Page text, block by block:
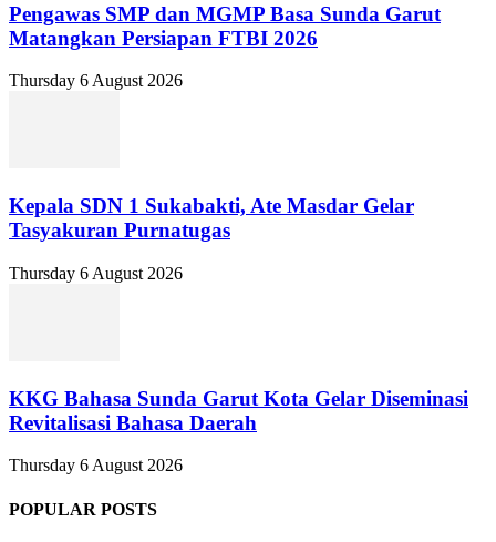
Pengawas SMP dan MGMP Basa Sunda Garut
Matangkan Persiapan FTBI 2026
Thursday 6 August 2026
Kepala SDN 1 Sukabakti, Ate Masdar Gelar
Tasyakuran Purnatugas
Thursday 6 August 2026
KKG Bahasa Sunda Garut Kota Gelar Diseminasi
Revitalisasi Bahasa Daerah
Thursday 6 August 2026
POPULAR POSTS